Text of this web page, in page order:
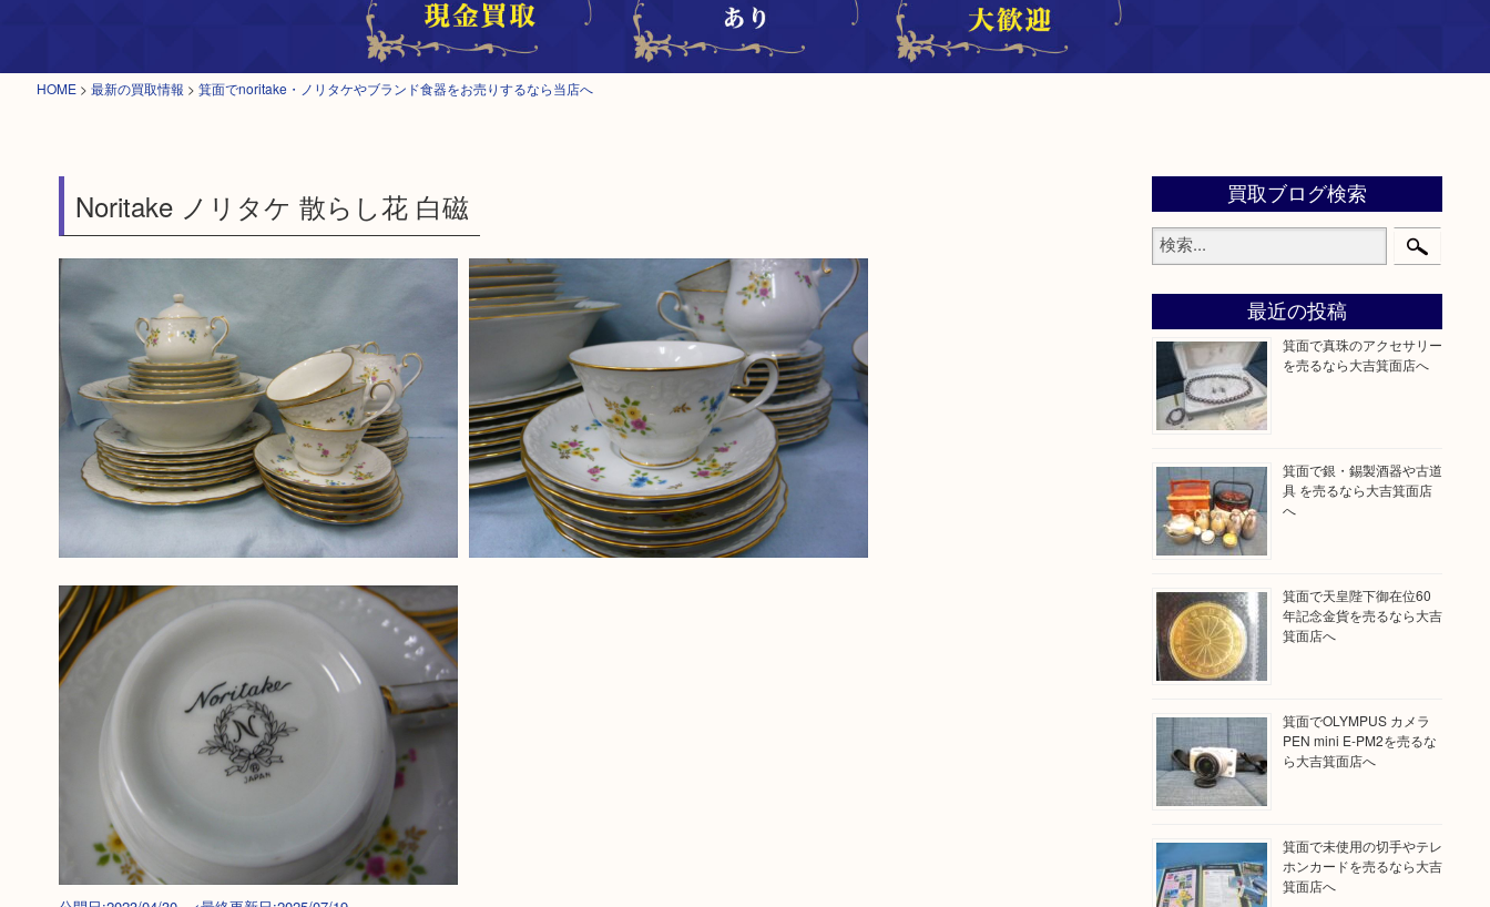
HOME > 最新の買取情報 > 箕面でnoritake・ノリタケやブランド食器をお売りするなら当店へ
Noritake ノリタケ 散らし花 白磁 買取ブログ検索
最近の投稿
箕面で真珠のアクセサリー
を売るなら大吉箕面店へ
箕面で銀・錫製酒器や古道
具 を売るなら大吉箕面店
へ
箕面で天皇陛下御在位60
年記念金貨を売るなら大吉
箕面店へ
箕面でOLYMPUS カメラ
PEN mini E-PM2を売るな
ら大吉箕面店へ
箕面で未使用の切手やテレ
ホンカードを売るなら大吉
箕面店へ